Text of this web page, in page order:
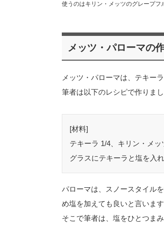
使うのはキリン・メッツのグレープフ
メッツ・パローマの
メッツ・パローマは、テキー
筆者は以下のレシピで作りまし
[材料]
テキーラ 1/4、キリン・メ
グラスにテキーラと塩を入
パローマは、スノースタイル
め塩を加えても良いと言います
そこで筆者は、塩をひとつま